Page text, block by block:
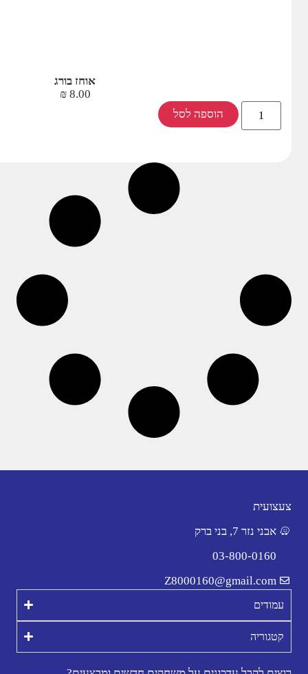
אוחז בורג
8.00
₪
הוספה לסל
צעצועית
אבני נזר 7, בני ברק
03-800-0160
Z8000160@gmail.com
עמודים
קטגוריה